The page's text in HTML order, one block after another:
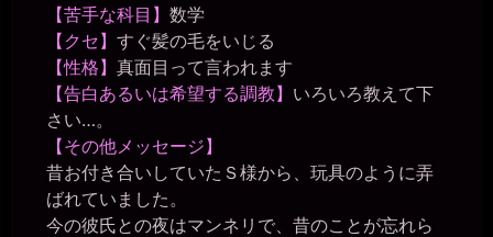
【苦手な科目】 数学
【クセ】 すぐ髪の毛をいじる
【性格】 真面目って言われます
【告白あるいは希望する調教】 いろいろ教えて下
さい…。
【その他メッセージ】
昔お付き合いしていたＳ様から、玩具のように弄
ばれていました。
今の彼氏との夜はマンネリで、昔のことが忘れら